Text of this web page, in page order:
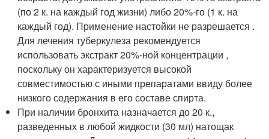
(по 2 к. на каждый год жизни) либо 20%-го (1 к. на
каждый год). Применение настойки не разрешается .
Для лечения туберкулеза рекомендуется
использовать экстракт 20%-ной концентрации ,
поскольку он характеризуется высокой
совместимостью с иными препаратами ввиду более
низкого содержания в его составе спирта.
При наличии бронхита назначается до 20 к.,
разведенных в любой жидкости (30 мл) натощак